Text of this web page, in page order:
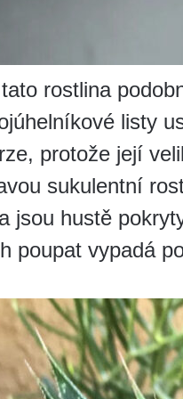
rostlina
listy
protože její
sukulentní
jsou hustě
poupat vypadá